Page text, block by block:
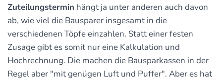
Zuteilungstermin hängt ja unter anderen auch davon
ab, wie viel die Bausparer insgesamt in die
verschiedenen Töpfe einzahlen. Statt einer festen
Zusage gibt es somit nur eine Kalkulation und
Hochrechnung. Die machen die Bausparkassen in der
Regel aber "mit genügen Luft und Puffer". Aber es hat